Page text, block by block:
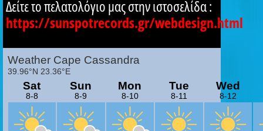
Δείτε το πελατολόγιο μας στην ιστοσελίδα :
https://sunspotrecords.gr/webdesign.html